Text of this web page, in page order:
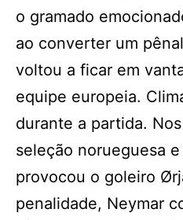
o gramado
ao converter um
voltou a ficar em
equipe europeia.
durante a partida.
seleção norueguesa
provocou o goleiro
penalidade, Neymar